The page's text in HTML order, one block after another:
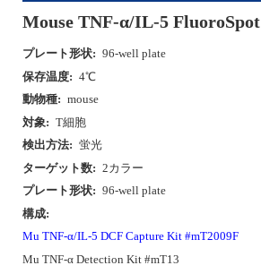
Mouse TNF-α/IL-5 FluoroSpot
プレート形状: 96-well plate
保存温度: 4℃
動物種: mouse
対象: T細胞
検出方法: 蛍光
ターゲット数: 2カラー
プレート形状: 96-well plate
構成:
Mu TNF-α/IL-5 DCF Capture Kit #mT2009F
Mu TNF-α Detection Kit #mT13